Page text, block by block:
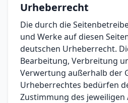
Urheberrecht
Die durch die
und Werke auf diesen
deutschen Urheberrecht.
Bearbeitung, Verbreitung
Verwertung außerhalb der
Urheberrechtes bedürfen
Zustimmung des jeweiligen